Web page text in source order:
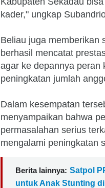
kader," ungkap
Beliau juga memberikan
berhasil mencatat
agar ke depannya peran
peningkatan jumlah
Dalam kesempatan
menyampaikan bahwa
permasalahan serius
mengalami peningkatan
Berita lainnya: Satpol
untuk Anak Stunting